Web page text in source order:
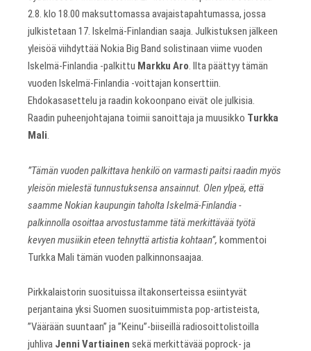
2.8. klo 18.00 maksuttomassa avajaistapahtumassa, jossa
julkistetaan 17. Iskelmä-Finlandian saaja. Julkistuksen jälkeen
yleisöä viihdyttää Nokia Big Band solistinaan viime vuoden
Iskelmä-Finlandia -palkittu Markku Aro. Ilta päättyy tämän
vuoden Iskelmä-Finlandia -voittajan konserttiin.
Ehdokasasettelu ja raadin kokoonpano eivät ole julkisia.
Raadin puheenjohtajana toimii sanoittaja ja muusikko Turkka
Mali.
”Tämän vuoden palkittava henkilö on varmasti paitsi raadin myös
yleisön mielestä tunnustuksensa ansainnut. Olen ylpeä, että
saamme Nokian kaupungin taholta Iskelmä-Finlandia -
palkinnolla osoittaa arvostustamme tätä merkittävää työtä
kevyen musiikin eteen tehnyttä artistia kohtaan”, kommentoi
Turkka Mali tämän vuoden palkinnonsaajaa.
Pirkkalaistorin suosituissa iltakonserteissa esiintyvät
perjantaina yksi Suomen suosituimmista pop-artisteista,
”Väärään suuntaan” ja ”Keinu”-biiseillä radiosoittolistoilla
juhliva Jenni Vartiainen sekä merkittävää poprock- ja